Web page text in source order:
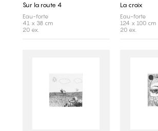
Sur la route 4
Eau-forte
41 x 38 cm
20 ex.
La croix
Eau-forte
124 x 100 cm
20 ex.